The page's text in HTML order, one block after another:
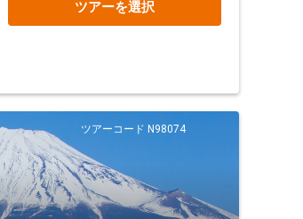
ツアーを選択
ツアーコード N98074